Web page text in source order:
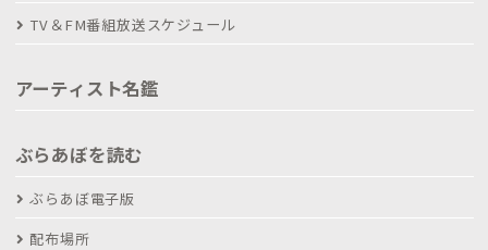
TV＆FM番組放送スケジュール
アーティスト名鑑
ぶらあぼを読む
ぶらあぼ電子版
配布場所